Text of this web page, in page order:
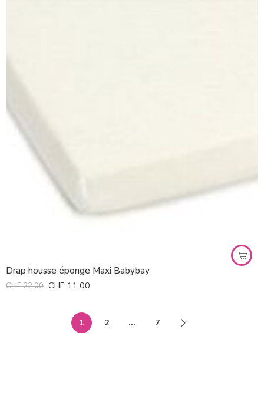
Drap housse éponge Maxi Babybay
CHF22.00 CHF 11.00
1 2 … 7